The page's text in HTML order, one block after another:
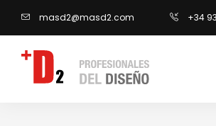
masd2@masd2.com +34